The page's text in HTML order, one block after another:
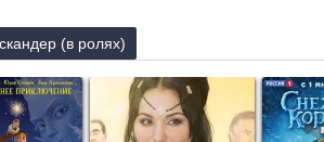
(в ролях)